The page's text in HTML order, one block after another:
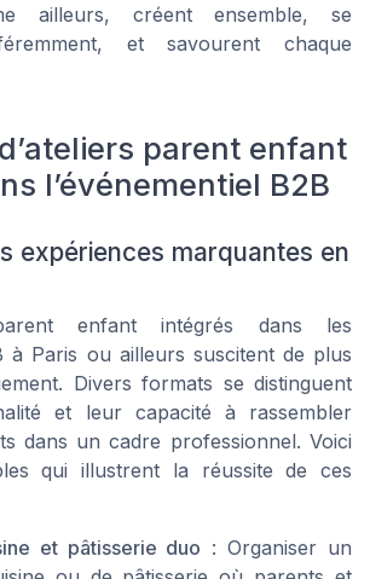
ailleurs, créent ensemble, se
et savourent chaque
parent enfant
l’événementiel B2B
expériences marquantes en
enfant intégrés dans les
à Paris ou ailleurs suscitent de plus
Divers formats se distinguent
et leur capacité à rassembler
dans un cadre professionnel. Voici
qui illustrent la réussite de ces
et pâtisserie duo : Organiser un